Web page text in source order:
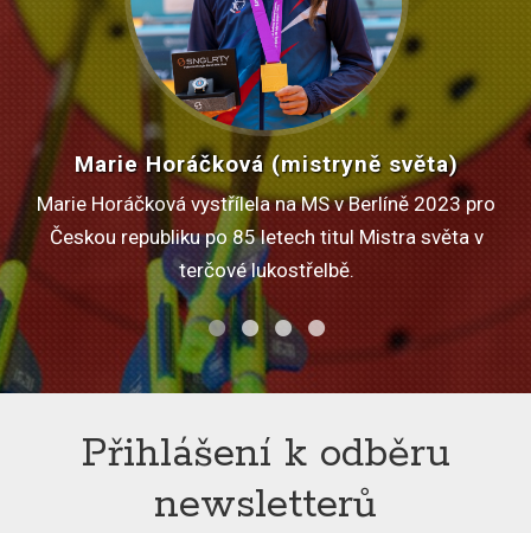
••••
David Drahonínský (paralympijský vítěz)
Paralukostřelec David Drahonínský získal na
Paralympiádě v Tokiu 2020 v kategorii W1 zlatou
medaili v soutěži jednotlivců a stříbro v soutěži
smíšených dvojic se Šárkou Musilovou.
Přihlášení k odběru
newsletterů